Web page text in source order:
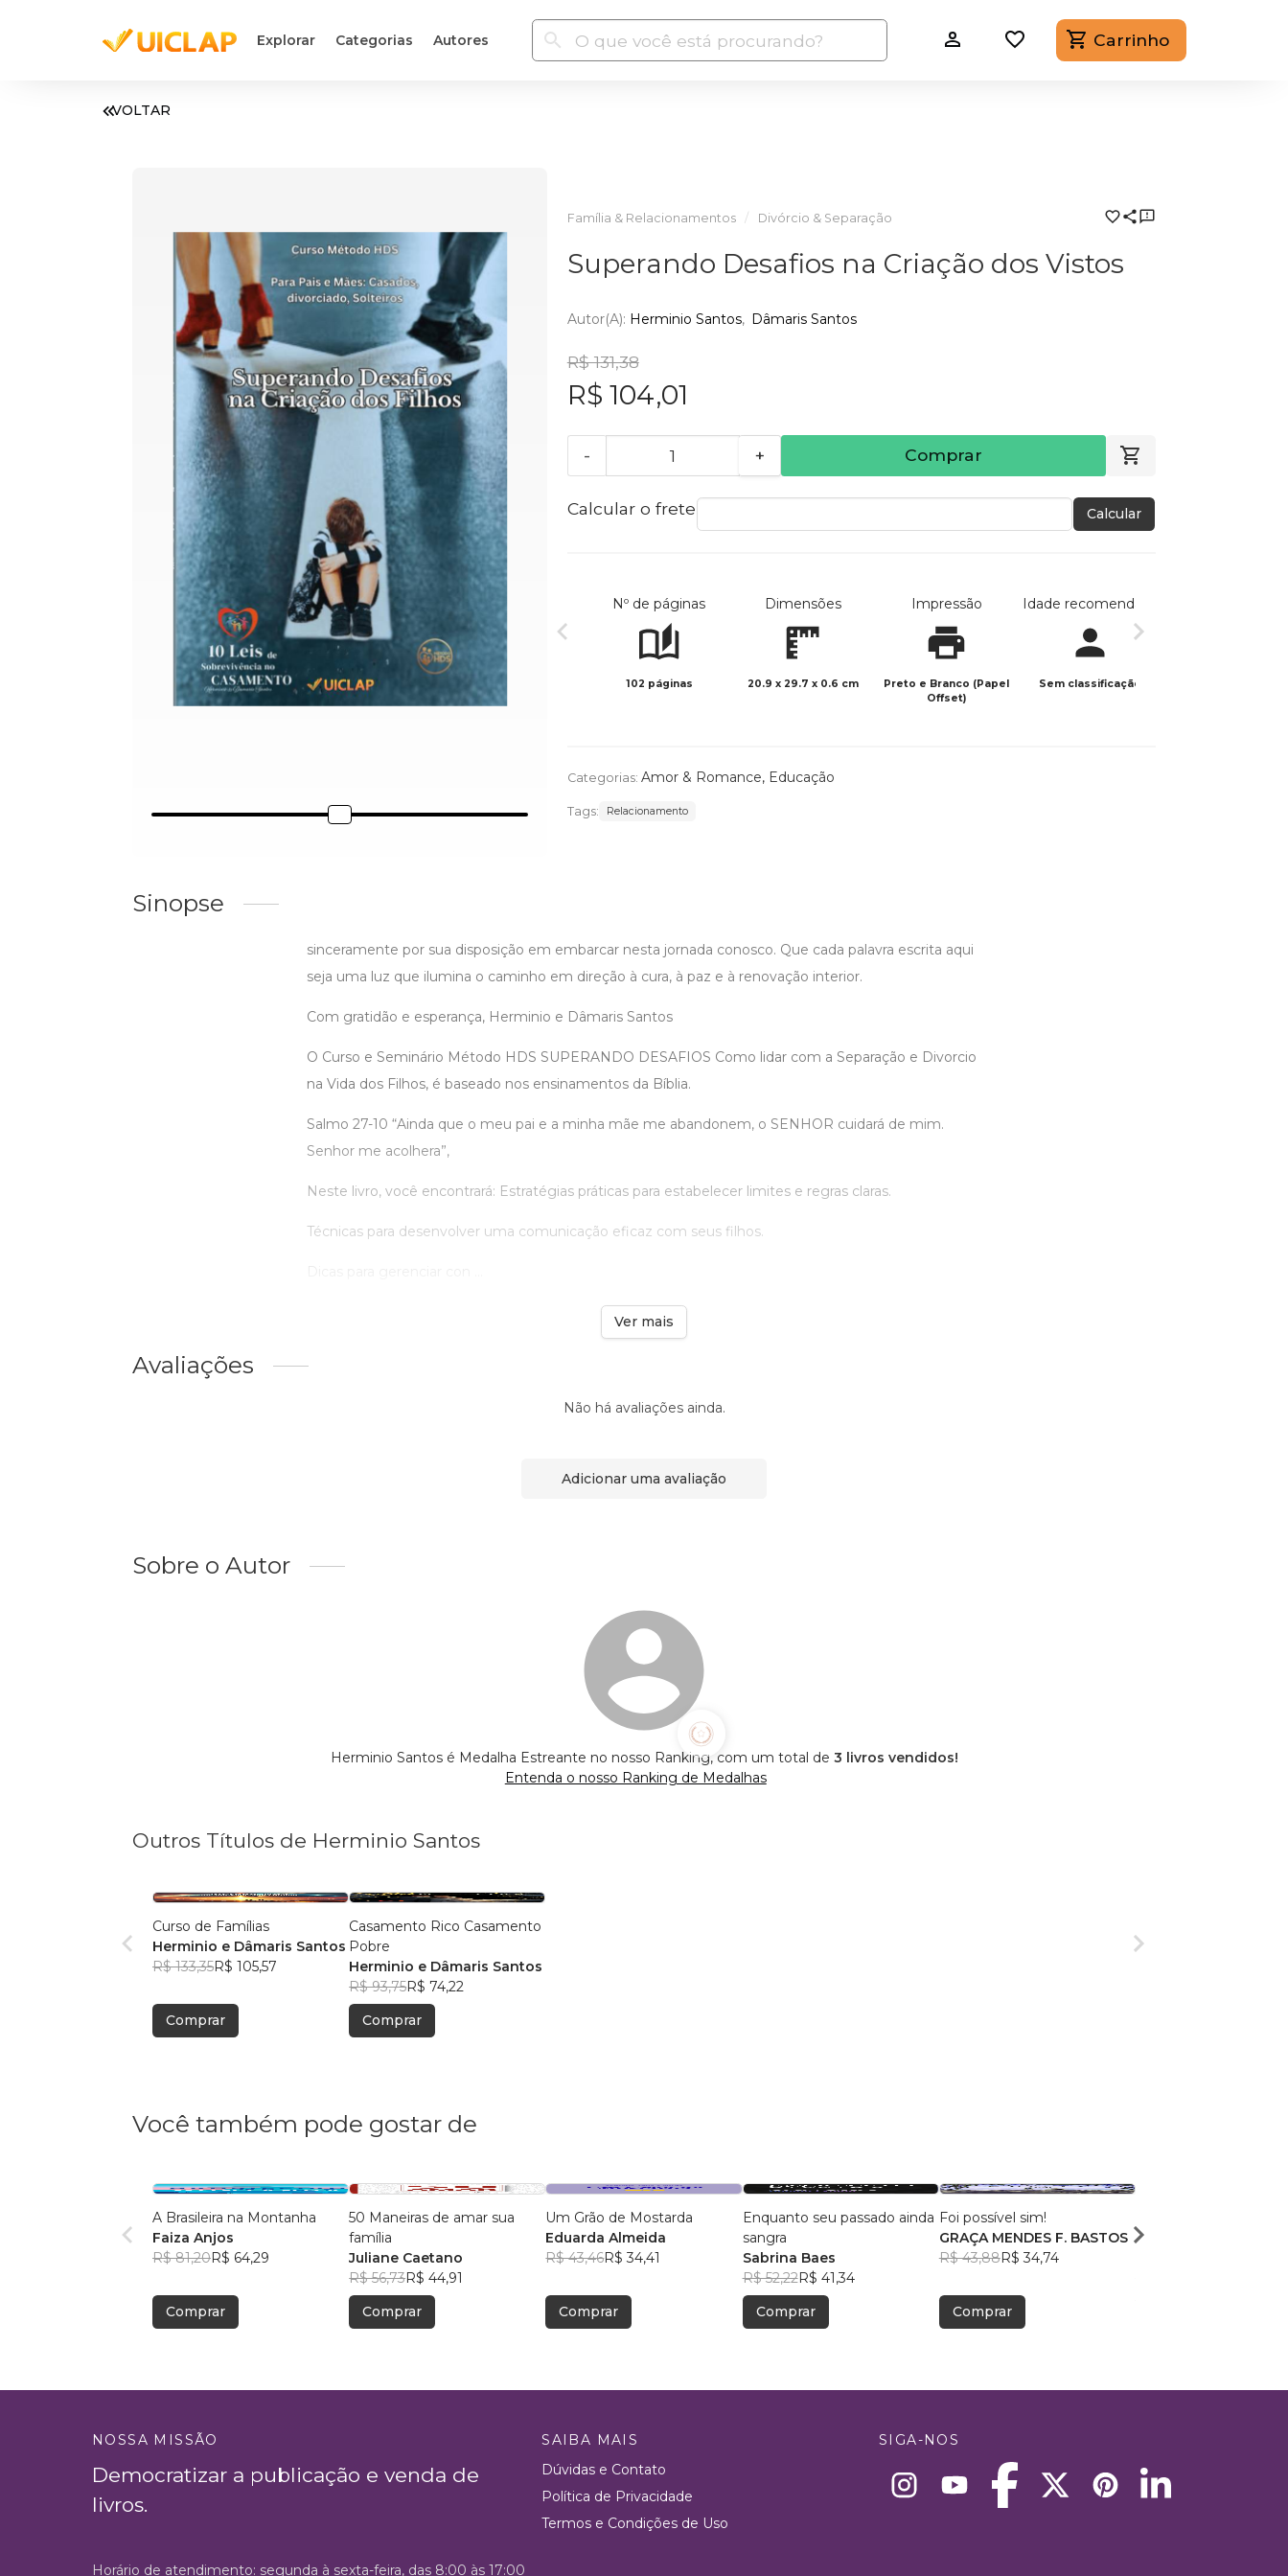
Explorar Categorias Autores Carrinho
VOLTAR
Família & Relacionamentos Divórcio & Separação
Superando Desafios na Criação dos Vistos
Autor(a): Herminio Santos Dâmaris Santos
R$ 131,38
R$ 104,01
- + Comprar
Calcular o frete Calcular
Nº de páginas
102 páginas
Dimensões
20.9 x 29.7 x 0.6 cm
Impressão
Preto e Branco (Papel
Offset)
Idade recomendada
Sem classificação
Categorias: Amor & Romance, Educação
Tags: Relacionamento
Sinopse
sinceramente por sua disposição em embarcar nesta jornada conosco. Que cada palavra escrita aqui
seja uma luz que ilumina o caminho em direção à cura, à paz e à renovação interior.
Com gratidão e esperança, Herminio e Dâmaris Santos
O Curso e Seminário Método HDS SUPERANDO DESAFIOS Como lidar com a Separação e Divorcio
na Vida dos Filhos, é baseado nos ensinamentos da Bíblia.
Salmo 27-10 “Ainda que o meu pai e a minha mãe me abandonem, o SENHOR cuidará de mim.
Senhor me acolhera”,
Neste livro, você encontrará: Estratégias práticas para estabelecer limites e regras claras.
Técnicas para desenvolver uma comunicação eficaz com seus filhos.
Ver mais
Avaliações
Não há avaliações ainda.
Adicionar uma avaliação
Sobre o Autor
Herminio Santos é Medalha Estreante no nosso Ranking, com um total de 3 livros vendidos!
Entenda o nosso Ranking de Medalhas
Outros Títulos de Herminio Santos
Curso de Famílias
Herminio e Dâmaris Santos
R$ 133,35R$ 105,57
Comprar
Casamento Rico Casamento
Pobre
Herminio e Dâmaris Santos
R$ 93,75R$ 74,22
Comprar
Você também pode gostar de
A Brasileira na Montanha
Faiza Anjos
R$ 81,20R$ 64,29
Comprar
50 Maneiras de amar sua
família
Juliane Caetano
R$ 56,73R$ 44,91
Comprar
Um Grão de Mostarda
Eduarda Almeida
R$ 43,46R$ 34,41
Comprar
Enquanto seu passado ainda
sangra
Sabrina Baes
R$ 52,22R$ 41,34
Comprar
Foi possível sim!
GRAÇA MENDES F. BASTOS
R$ 43,88R$ 34,74
Comprar
Camaleão
NOSSA MISSÃO
Democratizar a publicação e venda de
livros.
SAIBA MAIS
Dúvidas e Contato
Política de Privacidade
Termos e Condições de Uso
SIGA-NOS
Horário de atendimento: segunda à sexta-feira, das 8:00 às 17:00